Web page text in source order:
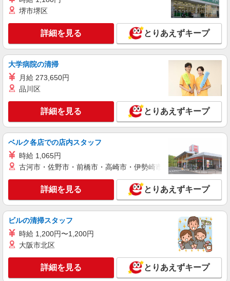
紹介予定派遣
【softbank】人気機種に詳しくなれる携帯販
売
時給1400〜1600円（経験・能力による） ※残
業代支給 ★交通費別途支給（規定あり） ゜
+゜・。○。・゜+゜・。○。・゜+゜ 入社祝い金10
有）★ ゜・。○。・゜+゜・。○。・゜+゜
キープ 詳細を見る
紹介予定派遣
株式会社シエロ
時給1500円〜1600円（経験・能力による） ※
残業代支給 ★交通費別途支給（規定あり） ゜
+゜・。○。・゜+゜・。○。・゜+゜ 入社祝い金10
万円支給(規定有) お友達を紹介頂くと, インセンテ
ィブ支給(規定有) ★月2回払い・週払い可能（規程
有）★ ゜・。○。・゜+゜・。○。・゜+゜
愛知県岡崎市のsoftbankショップ
キープ 詳細を見る
派遣社員
株式会社シエロ
時給1400円〜 ※別途インセンティブ制度あり
※残業代支給 ★交通費全額支給 ゜+゜・。
堺市堺区
詳細を見る とりあえずキープ
大学病院の清掃
月給 273,650円
品川区
詳細を見る とりあえずキープ
ベルク各店での店内スタッフ
時給 1,065円
古河市・佐野市・前橋市・高崎市・伊勢崎市・太田市・館林市
詳細を見る とりあえずキープ
ビルの清掃スタッフ
時給 1,200円〜1,200円
大阪市北区
詳細を見る とりあえずキープ